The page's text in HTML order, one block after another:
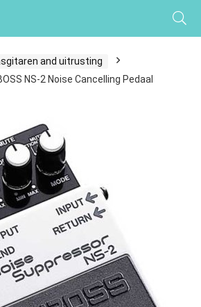
and uitrusting
NS-2 Noise Cancelling Pedaal